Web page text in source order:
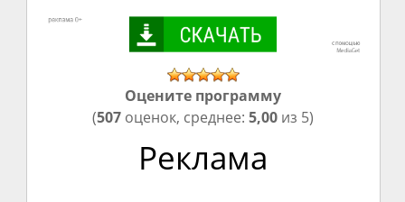
Оцените программу
(507 оценок, среднее:5,00 из 5)
Реклама